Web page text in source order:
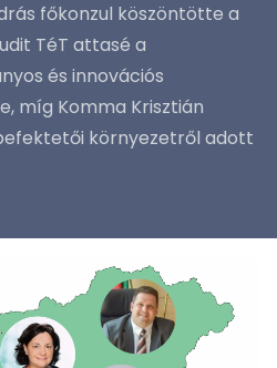
főkonzul köszöntötte a
TéT attasé a
és innovációs
míg Komma Krisztián
környezetről adott